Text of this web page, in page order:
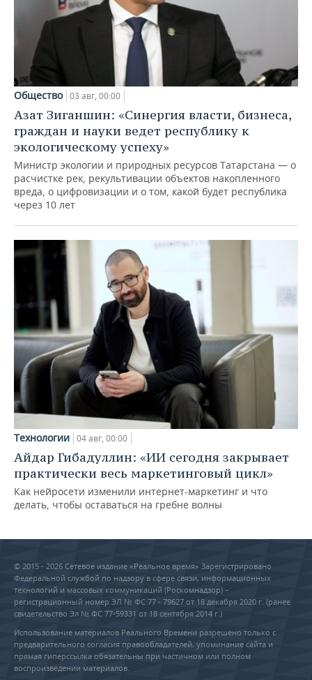
Общество 03 авг, 00:00
Азат Зиганшин: «Синергия власти, бизнеса,
граждан и науки ведет республику к
экологическому успеху»
Министр экологии и природных ресурсов Татарстана — о
расчистке рек, рекультивации объектов накопленного
вреда, о цифровизации и о том, какой будет республика
через 10 лет
Технологии 04 авг, 00:00
Айдар Гибадуллин: «ИИ сегодня закрывает
практически весь маркетинговый цикл»
Как нейросети изменили интернет-маркетинг и что
делать, чтобы оставаться на гребне волны
© 2015 - 2026 Сетевое издание «Реальное время» Зарегистрировано
Федеральной службой по надзору в сфере связи, информационных
технологий и массовых коммуникаций (Роскомнадзор) –
регистрационный номер ЭЛ № ФС 77 - 79627 от 18 декабря 2020 г. (ранее
свидетельство Эл № ФС 77-59331 от 18 сентября 2014 г.)
Использование материалов Реального Времени разрешено только с
предварительного согласия правообладателей, упоминание сайта и
прямая гиперссылка обязательны при частичном или полном
воспроизведении материалов.